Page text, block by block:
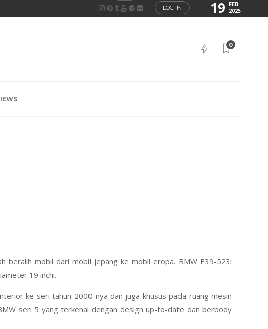
LOG IN 19 FEB
2025
0
beralih mobil dari mobil jepang ke mobil eropa. BMW E39-523i
19 inchi.
ke seri tahun 2000-nya dan juga khusus pada ruang mesin
seri 5 yang terkenal dengan design up-to-date dan berbody